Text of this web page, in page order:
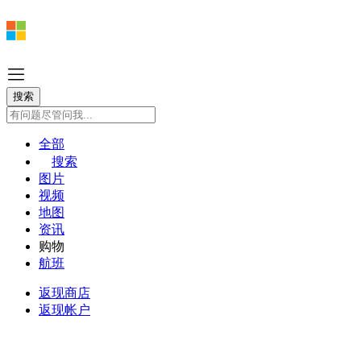
全部
搜索
图片
视频
地图
资讯
购物
航班
返现商店
返现帐户